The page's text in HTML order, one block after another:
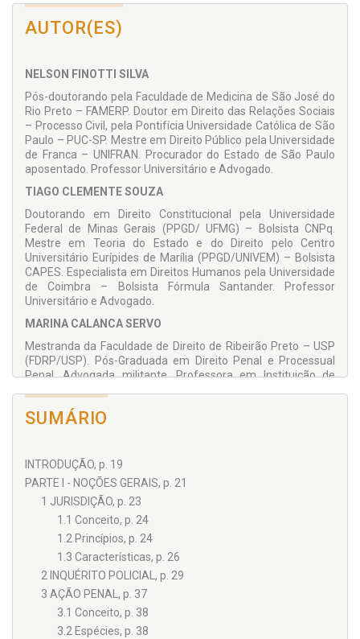
em vista a finalidade do presente trabalho.
AUTOR(ES)
NELSON FINOTTI SILVA
Pós-doutorando pela Faculdade de Medicina de São José do
Rio Preto – FAMERP. Doutor em Direito das Relações Sociais
– Processo Civil, pela Pontifícia Universidade Católica de São
Paulo – PUC-SP. Mestre em Direito Público pela Universidade
de Franca – UNIFRAN. Procurador do Estado de São Paulo
aposentado. Professor Universitário e Advogado.
TIAGO CLEMENTE SOUZA
Doutorando em Direito Constitucional pela Universidade
Federal de Minas Gerais (PPGD/ UFMG) – Bolsista CNPq.
Mestre em Teoria do Estado e do Direito pelo Centro
Universitário Eurípides de Marília (PPGD/UNIVEM) – Bolsista
CAPES. Especialista em Direitos Humanos pela Universidade
de Coimbra – Bolsista Fórmula Santander. Professor
Universitário e Advogado.
MARINA CALANCA SERVO
Mestranda da Faculdade de Direito de Ribeirão Preto – USP
(FDRP/USP). Pós-Graduada em Direito Penal e Processual
Penal. Advogada militante. Professora em Instituição de
SUMÁRIO
INTRODUÇÃO, p. 19
PARTE I - NOÇÕES GERAIS, p. 21
1 JURISDIÇÃO, p. 23
1.1 Conceito, p. 24
1.2 Princípios, p. 24
1.3 Características, p. 26
2 INQUÉRITO POLICIAL, p. 29
3 AÇÃO PENAL, p. 37
3.1 Conceito, p. 38
3.2 Espécies, p. 38